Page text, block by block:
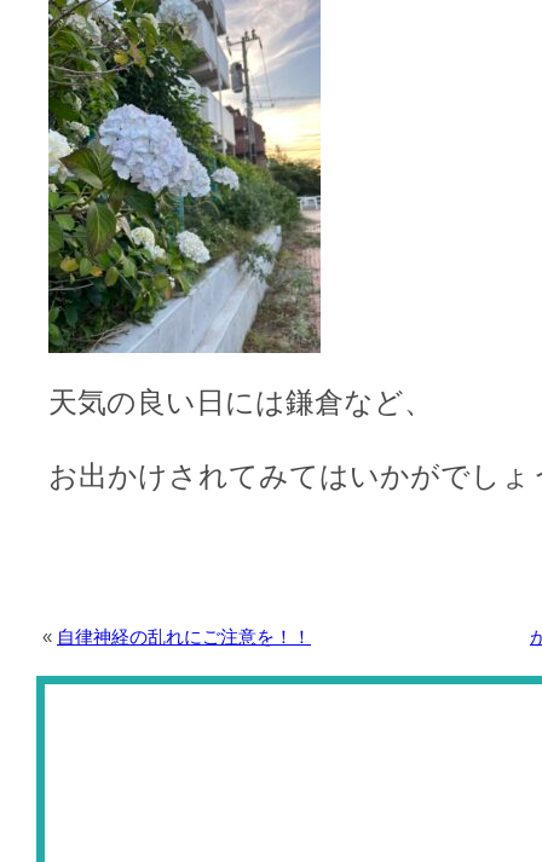
天気の良い日には鎌倉など、
お出かけされてみてはいかがでしょ
« 自律神経の乱れにご注意を！！